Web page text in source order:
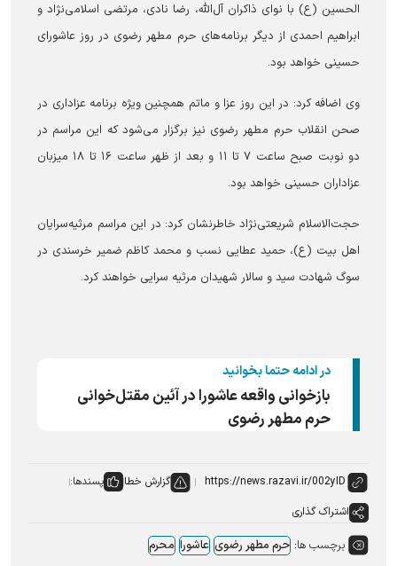
الحسین (ع) با نوای ذاکران آل‌الله، رضا نادی، مرتضی اسلامی‌نژاد و
ابراهیم احمدی از دیگر برنامه‌های حرم مطهر رضوی در روز عاشورای
حسینی خواهد بود.
وی اضافه کرد: در این روز عزا و ماتم همچنین ویژه برنامه عزاداری در
صحن انقلاب حرم مطهر رضوی نیز برگزار می‌شود که این مراسم در
دو نوبت صبح ساعت ۷ تا ۱۱ و بعد از ظهر ساعت ۱۶ تا ۱۸ میزبان
عزاداران حسینی خواهد بود.
حجت‌الاسلام شریعتی‌نژاد خاطرنشان کرد: در این مراسم مرثیه‌سرایان
اهل بیت (ع)، حمید عطایی نسب و محمد کاظم ضمیر خرسندی در
سوگ شهادت سید و سالار شهیدان مرثیه سرایی خواهند کرد.
در ادامه حتما بخوانید
بازخوانی واقعه عاشورا در آئین مقتل‌خوانی
حرم مطهر رضوی
گزارش خطا
پسندها:
اشتراک گذاری
برچسب ها: حرم مطهر رضوی عاشورا محرم